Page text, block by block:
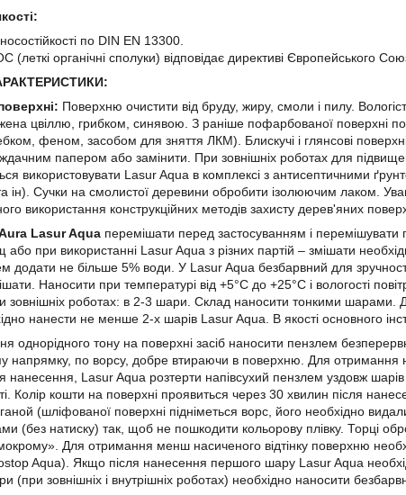
по DIN EN 13300.
(леткі органічні сполуки) відповідає директиві Європейського
Поверхню очистити від бруду, жиру, смоли і пилу.
цвіллю, грибком, синявою. З раніше пофарбованої поверхні
феном, засобом для зняття ЛКМ). Блискучі і глянсові
папером або замінити. При зовнішніх роботах для
використовувати Lasur Aqua в комплексі з антисептичними
ін). Сучки на смолистої деревини обробити ізолюючим лаком.
використання конструкційних методів захисту дерев'яних
Lasur Aqua перемішати перед застосуванням і
при використанні Lasur Aqua з різних партій – змішати
додати не більше 5% води. У Lasur Aqua безбарвний для
Наносити при температурі від +5°С до +25°С і вологості
зовнішніх роботах: в 2-3 шари. Склад наносити тонкими шарами.
нанести не менше 2-х шарів Lasur Aqua. В якості основного
однорідного тону на поверхні засіб наносити пензлем
напрямку, по ворсу, добре втираючи в поверхню. Для отримання
нанесення, Lasur Aqua розтерти напівсухий пензлем уздовж
Колір кошти на поверхні проявиться через 30 хвилин після
(шліфованої поверхні підніметься ворс, його необхідно
(без натиску) так, щоб не пошкодити кольорову плівку. Торці
Для отримання менш насиченого відтінку поверхню
Aqua). Якщо після нанесення першого шару Lasur Aqua
(при зовнішніх і внутрішніх роботах) необхідно наносити